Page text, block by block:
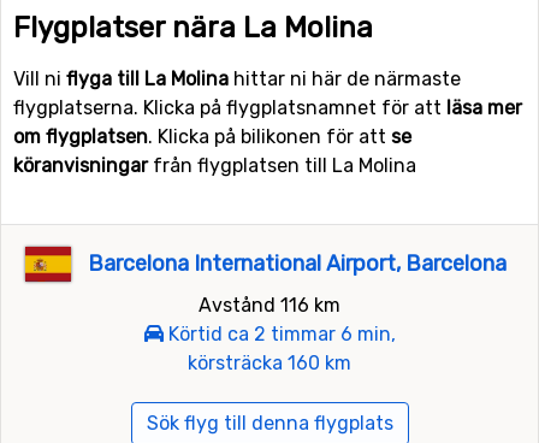
Flygplatser nära La Molina
Vill ni flyga till La Molina hittar ni här de närmaste
flygplatserna. Klicka på flygplatsnamnet för att läsa mer
om flygplatsen. Klicka på bilikonen för att se
köranvisningarfrån flygplatsen till La Molina
Barcelona International Airport, Barcelona
Avstånd 116 km
Körtid ca 2 timmar 6 min,
körsträcka 160 km
Sök flyg till denna flygplats